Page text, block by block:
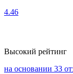
4.46
Высокий рейтинг
на основании 33